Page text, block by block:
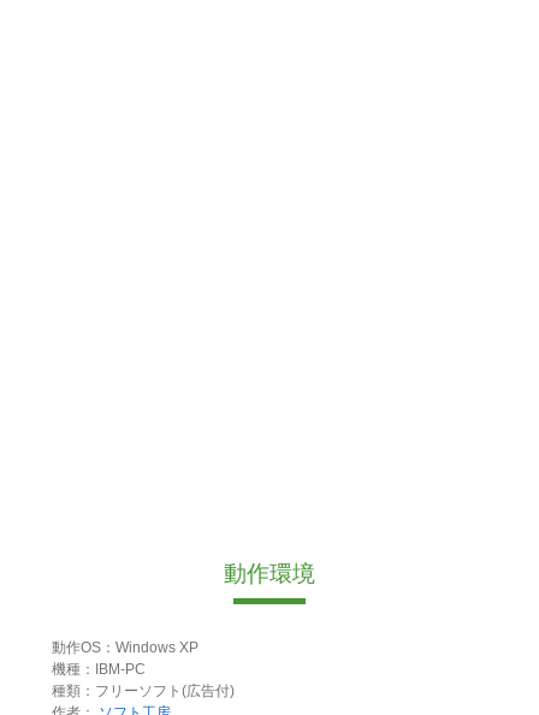
動作環境
動作OS：Windows XP
機種：IBM-PC
種類：フリーソフト(広告付)